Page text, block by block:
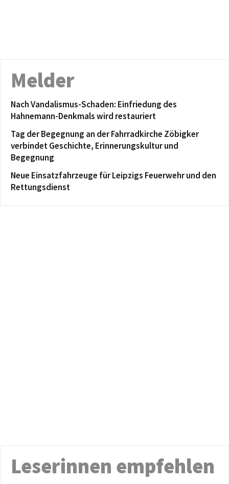
Melder
Nach Vandalismus-Schaden: Einfriedung des
Hahnemann-Denkmals wird restauriert
Tag der Begegnung an der Fahrradkirche Zöbigker
verbindet Geschichte, Erinnerungskultur und
Begegnung
Neue Einsatzfahrzeuge für Leipzigs Feuerwehr und den
Rettungsdienst
Leserinnen empfehlen